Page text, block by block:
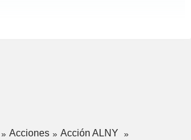
Acciones
Acción ALNY